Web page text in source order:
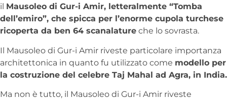
il Mausoleo di Gur-i Amir, letteralmente “Tomba
dell’emiro”, che spicca per l’enorme cupola turchese
ricoperta da ben 64 scanalature che lo sovrasta.
Il Mausoleo di Gur-i Amir riveste particolare importanza
architettonica in quanto fu utilizzato come modello per
la costruzione del celebre Taj Mahal ad Agra, in India.
Ma non è tutto, il Mausoleo di Gur-i Amir riveste